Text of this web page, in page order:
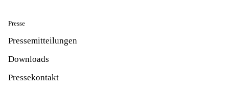
Presse
Pressemitteilungen
Downloads
Pressekontakt